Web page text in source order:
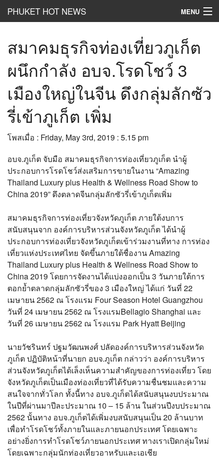
PHUKET HOT NEWS MENU
Hot Clip
Hot List
HotGossip
Hot Business
เที่ยว ชิม ช๊อป
HotHealth and Beauty
PR News
?>
สมาคมธุรกิจท่องเที่ยวภูเก็ต
ผนึกกำลัง อบจ.โรดโชว์ 3
เมืองใหญ่ในจีน ดึงกลุ่มลักซัว
รี่เข้าภูเก็ต เพิ่ม
โพสเมื่อ : Friday, May 3rd, 2019 : 5.15 pm
อบจ.ภูเก็ต จับมือ สมาคมธุรกิจการท่องเที่ยวภูเก็ต นำผู้
ประกอบการโรดโชว์ส่งเสริมการขายในงาน “Amazing
Thailand Luxury plus Health & Wellness Road Show to
China 2019” ดึงตลาดจีนกลุ่มลักซัวรี่เข้าภูเก็ตเพิ่ม
สมาคมธุรกิจการท่องเที่ยวจังหวัดภูเก็ต ภายใต้งบการ
สนับสนุนจาก องค์การบริหารส่วนจังหวัดภูเก็ต ได้นำผู้
ประกอบการท่องเที่ยวจังหวัดภูเก็ตเข้าร่วมงานที่ทาง การท่อง
เที่ยวแห่งประเทศไทย จัดขึ้นภายใต้ชื่องาน Amazing
Thailand Luxury plus Health & Wellness Road Show to
China 2019 โดยการจัดงานได้แบ่งออกเป็น 3 วันภายใต้การ
ตอกย้ำตลาดกลุ่มลักซัวรี่ของ 3 เมืองใหญ่ ได้แก่ วันที่ 22
เมษายน 2562 ณ โรงแรม Four Season Hotel Guangzhou
วันที่ 24 เมษายน 2562 ณ โรงแรมBellagio Shanghai และ
วันที่ 26 เมษายน 2562 ณ โรงแรม Park Hyatt Beijing
นายวัชรินทร์ ปฐมวัฒนพงศ์ ปลัดองค์การบริหารส่วนจังหวัด
ภูเก็ต ปฏิบัติหน้าที่นายก อบจ.ภูเก็ต กล่าวว่า องค์การบริหาร
ส่วนจังหวัดภูเก็ตได้เล็งเห็นความสำคัญของการท่องเที่ยว โดย
จังหวัดภูเก็ตเป็นเมืองท่องเที่ยวที่ได้รับความชื่นชมและความ
สนใจจากทั่วโลก ทั้งนี้ทาง อบจ.ภูเก็ตได้สนับสนุนงบประมาณ
ในปีที่ผ่านมาปีละประมาณ 10 – 15 ล้าน ในส่วนปีงบประมาณ
2562 นั้นทาง อบจ.ภูเก็ตได้เพิ่มงบสนับสนุนเป็น 20 ล้านบาท
เพื่อทำโรดโชว์ทั้งภายในและภายนอกประเทศ โดยเฉพาะ
อย่างยิ่งการทำโรดโชว์ภายนอกประเทศ ทางเราเปิดกลุ่มใหม่
โดยเฉพาะกลุ่มนักท่องเที่ยวอาหรับและเอเชีย